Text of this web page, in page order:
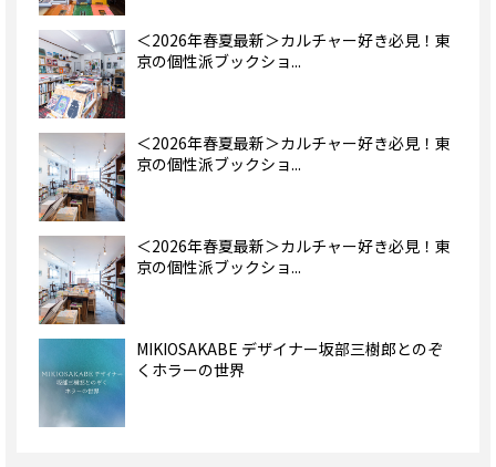
＜2026年春夏最新＞カルチャー好き必見！東
京の個性派ブックショ...
＜2026年春夏最新＞カルチャー好き必見！東
京の個性派ブックショ...
＜2026年春夏最新＞カルチャー好き必見！東
京の個性派ブックショ...
MIKIOSAKABE デザイナー坂部三樹郎とのぞ
くホラーの世界